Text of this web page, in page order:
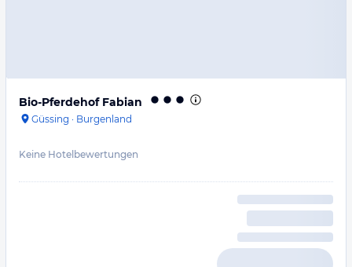
Bio-Pferdehof Fabian
Güssing · Burgenland
Keine Hotelbewertungen